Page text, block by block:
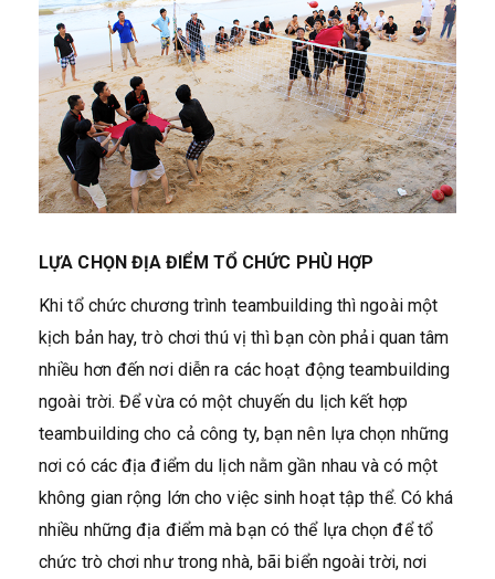
LỰA CHỌN ĐỊA ĐIỂM TỔ CHỨC PHÙ HỢP
Khi tổ chức chương trình teambuilding thì ngoài một
kịch bản hay, trò chơi thú vị thì bạn còn phải quan tâm
nhiều hơn đến nơi diễn ra các hoạt động teambuilding
ngoài trời. Để vừa có một chuyến du lịch kết hợp
teambuilding cho cả công ty, bạn nên lựa chọn những
nơi có các địa điểm du lịch nằm gần nhau và có một
không gian rộng lớn cho việc sinh hoạt tập thể. Có khá
nhiều những địa điểm mà bạn có thể lựa chọn để tổ
chức trò chơi như trong nhà, bãi biển ngoài trời, nơi